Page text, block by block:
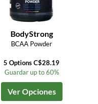
BodyStrong
BCAA Powder
5 Options C$28.19
Guardar up to 60%
Ver Opciones